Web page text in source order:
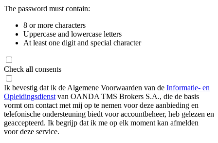
The password must contain:
8 or more characters
Uppercase and lowercase letters
At least one digit and special character
Check all consents
Ik bevestig dat ik de Algemene Voorwaarden van de Informatie- en
Opleidingsdienst van OANDA TMS Brokers S.A., die de basis
vormt om contact met mij op te nemen voor deze aanbieding en
telefonische ondersteuning biedt voor accountbeheer, heb gelezen en
geaccepteerd. Ik begrijp dat ik me op elk moment kan afmelden
voor deze service.